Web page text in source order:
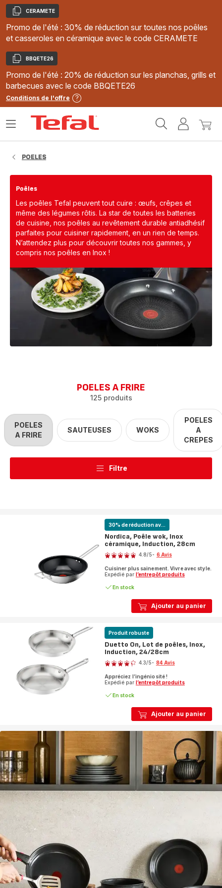
Copier
CERAMETE
Promo de l'été : 30% de réduction sur toutes nos poêles
et casseroles en céramique avec le code CERAMETE
Copier
BBQETE26
Promo de l'été : 20% de réduction sur les planchas, grills et
barbecues avec le code BBQETE26
Conditions de l'offre
MonMon
Ouvrir
POELES
Poêles
Les poêles Tefal peuvent tout cuire : œufs, crêpes et
même des légumes rôtis. La star de toutes les batteries
de cuisine, nos poêles au revêtement durable antiadhésif
parfaites pour cuisiner rapidement, en un rien de temps.
N’attendez plus pour découvrir toutes nos gammes, y
compris nos poêles en Inox !
POELES A FRIRE
125 produits
POELES
A FRIRE
SAUTEUSES WOKS
POELES
A
CREPES
Filtre
Ajouter au panier
30% de réduction av...
Nordica, Poêle wok, Inox
céramique, Induction, 28cm
Note
4.8/5- 6 Avis
Cuisiner plus sainement. Vivre avec style.
Expédié par l’entrepôt produits
En stock
Ajouter au panier
Produit robuste
Duetto On, Lot de poêles, Inox,
Induction, 24/28cm
Note
4.3/5- 84 Avis
Appréciez l’ingéniosité !
Expédié par l’entrepôt produits
En stock